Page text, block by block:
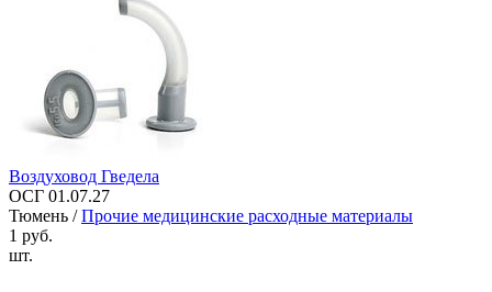
Воздуховод Гведела
ОСГ 01.07.27
Тюмень /Прочие медицинские расходные материалы
1 руб.
шт.